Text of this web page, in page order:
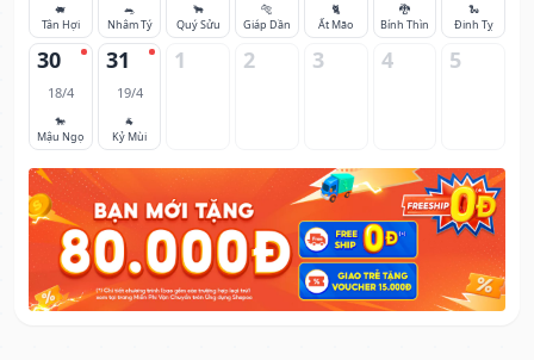
🐖
Tân Hợi
🐀
Nhâm Tý
🐂
Quý Sửu
🐅
Giáp Dần
🐈
Ất Mão
🐉
Bính Thìn
🐍
Đinh Tỵ
30
18/4
🐎
Mậu Ngọ
31
19/4
🐐
Kỷ Mùi
1 2 3 4 5